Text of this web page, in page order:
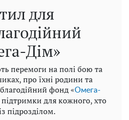
для
Дім»
перемоги на полі бою та
про їхні родини та
фонд «Омега-
підтримки для кожного, хто
підрозділом.